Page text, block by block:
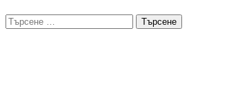
Търсене
за: